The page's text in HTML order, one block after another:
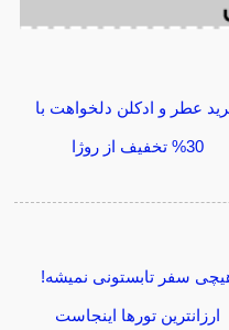
عطر و ادکلن دلخواهت با
30% تخفیف از روژا
سفر تابستونی نمیشه!
ارزانترین تورها اینجاست